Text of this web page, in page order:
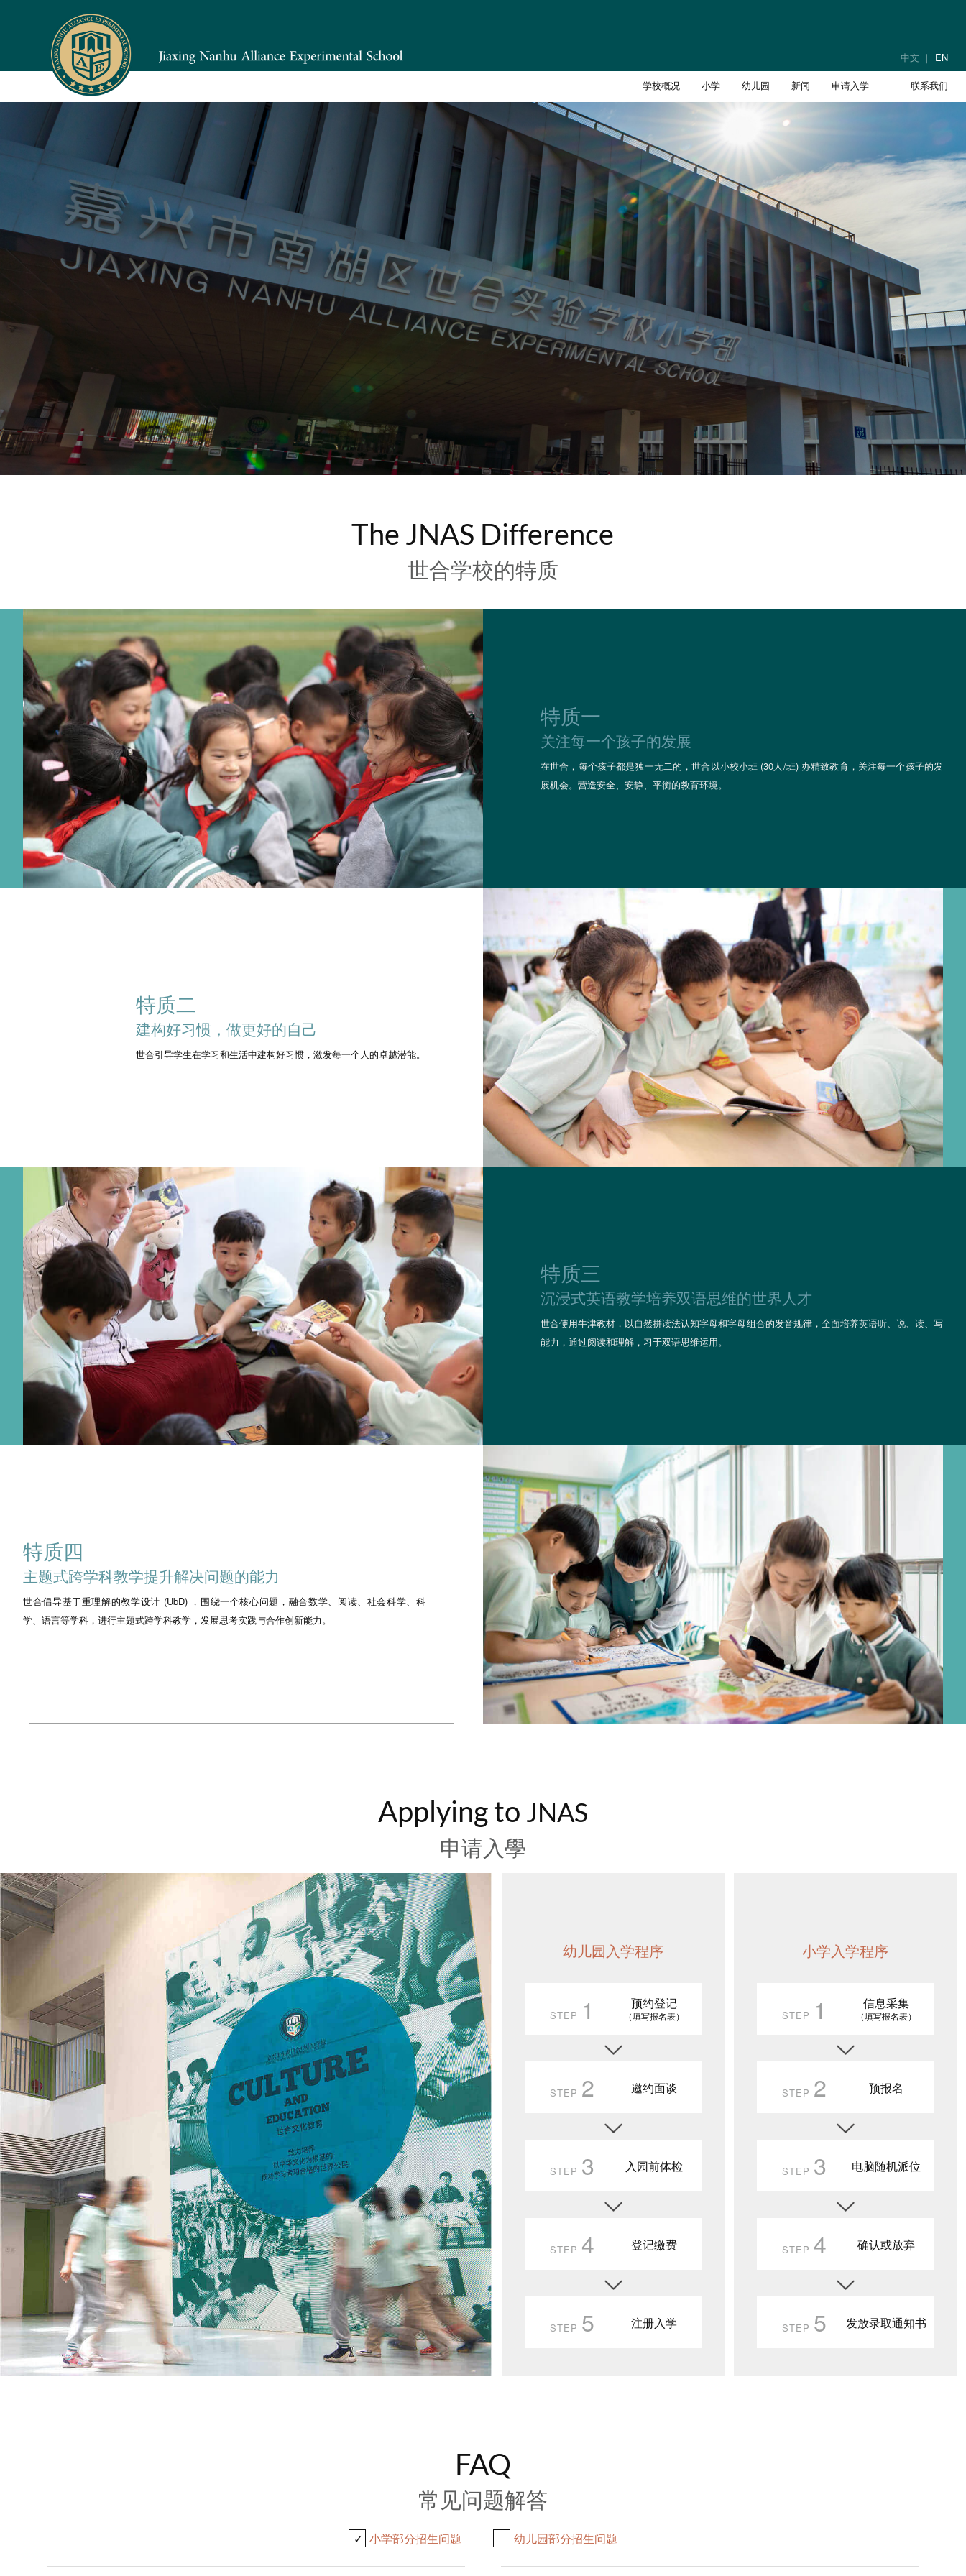
EN
中文
学校概况 小学 幼儿园 新闻 申请入学 联系我们
The JNAS Difference
世合学校的特质
特质一
关注每一个孩子的发展
在世合，每个孩子都是独一无二的，世合以小校小班 (30人/班) 办精致教育，关注每一个孩子的发
展机会。营造安全、安静、平衡的教育环境。
特质二
建构好习惯，做更好的自己
世合引导学生在学习和生活中建构好习惯，激发每一个人的卓越潜能。
特质三
沉浸式英语教学培养双语思维的世界人才
世合使用牛津教材，以自然拼读法认知字母和字母组合的发音规律，全面培养英语听、说、读、写
能力，通过阅读和理解，习于双语思维运用。
特质四
主题式跨学科教学提升解决问题的能力
世合倡导基于重理解的教学设计 (UbD) ，围绕一个核心问题，融合数学、阅读、社会科学、科
学、语言等学科，进行主题式跨学科教学，发展思考实践与合作创新能力。
Applying to JNAS
申请入學
小学入学程序
STEP 1 信息采集
（填写报名表）
STEP 2 预报名
STEP 3 电脑随机派位
STEP 4 确认或放弃
STEP 5 发放录取通知书
幼儿园入学程序
STEP 1 预约登记
（填写报名表）
STEP 2 邀约面谈
STEP 3 入园前体检
STEP 4 登记缴费
STEP 5 注册入学
FAQ
常见问题解答
小学部分招生问题 幼儿园部分招生问题